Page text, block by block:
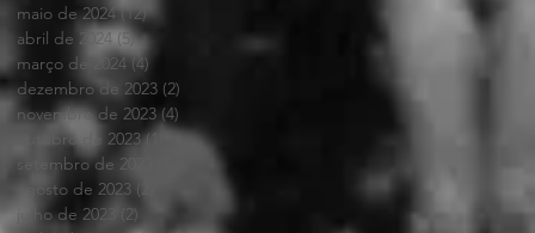
maio de 2024 (12)12 posts
abril de 2024 (5)5 posts
março de 2024 (4)
dezembro de 2023 (2)
novembro de 2023 (4)
outubro de 2023 (1)
1 post
setembro de 2023
agosto de 2023 (2)
julho de 2023
(2)